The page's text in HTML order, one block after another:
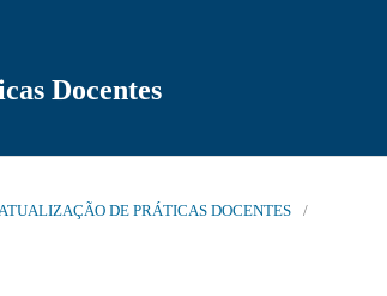
Docentes
DE PRÁTICAS DOCENTES
/